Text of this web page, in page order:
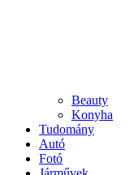
Beauty
Konyha
Tudomány
Autó
Fotó